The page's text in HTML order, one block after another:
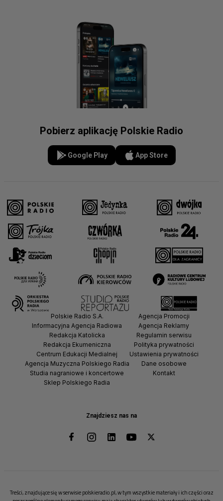
Pobierz aplikację Polskie Radio
Google Play App Store
Znajdziesz nas na
Polskie Radio S.A.
Informacyjna Agencja Radiowa
Redakcja Katolicka
Redakcja Ekumeniczna
Centrum Edukacji Medialnej
Agencja Muzyczna Polskiego Radia
Studia nagraniowe i koncertowe
Sklep Polskiego Radia
Agencja Promocji
Agencja Reklamy
Regulamin serwisu
Polityka prywatności
Ustawienia prywatności
Dane osobowe
Kontakt
Treści, znajdujące się w serwisie polskieradio.pl, w tym wszystkie materiały i ich części oraz